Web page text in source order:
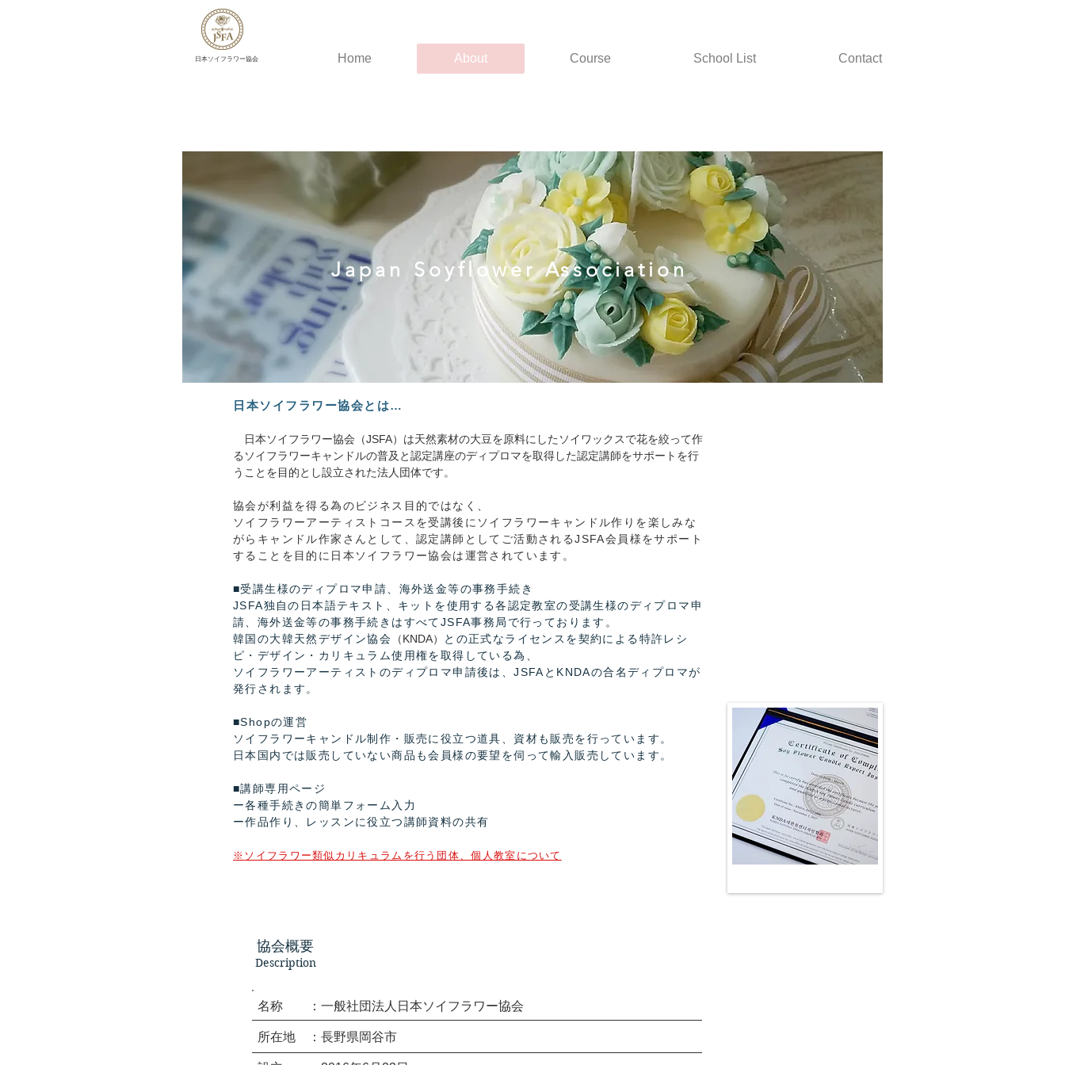
​日本ソイフラワー協会 Home About Course School List Contact
Japan Soyflower Association
日本ソイフラワー協会とは…
日本ソイフラワー協会（JSFA）は天然素材の大豆を原料にしたソイワックスで花を絞って作
るソイフラワーキャンドルの普及と認定講座のディプロマを取得した認定講師をサポートを行
うことを目的とし設立された法人団体です。
​協会が利益を得る為のビジネス目的ではなく、
ソイフラワーアーティストコースを受講後に ソイフラワーキャンドル作りを楽しみな
がら キャンドル作家さんとして、認定講師としてご活動されるJSFA会員様をサポート
することを目的に日本ソイフラワー協会は運営されています。
■受講生様のディプロマ申請、海外送金等の事務手続き
JSFA独自の日本語テキスト、キットを使用する各認定教室の受講生様のディプロマ申
請、海外送金等の事務手続きはすべてJSFA事務局で行っております。
韓国の大韓天然デザイン協会 （KNDA）
との正式なライセンスを契約による特許レシ
ピ・デザイン・カリキュラム使用権を取得している為、
ソイフラワーアーティストのディプロマ申請後は、JSFAとKNDAの合名ディプロマが
発行されます。
■Shopの運営
ソイフラワーキャンドル制作・販売に役立つ道具、資材も 販売を行っています。
日本国内では販売していない商品も会員様の要望を伺って輸入販売しています。
■講師専用ページ
ー各種手続きの簡単フォーム入力
ー作品作り、レッスンに役立つ講師資料の共有
※ ソイフラワー類似カリキュラムを行う団体、個人教室について
協会概要
Description
名称 ：一般社団法人日本ソイフラワー協会
所在地 ：長野県岡谷市